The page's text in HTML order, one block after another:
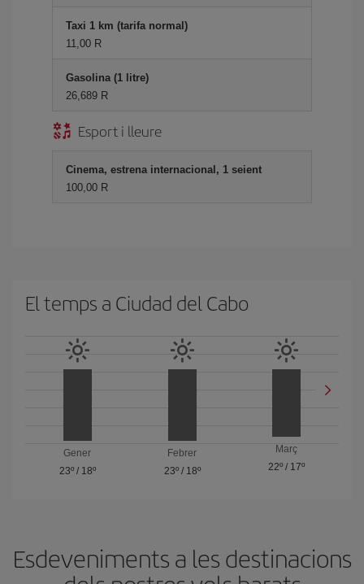
Taxi 1 km (tarifa normal)
11,00 R
Gasolina (1 litre)
26,689 R
Esport i lleure
Cinema, estrena internacional, 1 seient
100,00 R
El temps a Ciudad del Cabo
Gener
23º/ 18º
Febrer
23º/ 18º
Març
22º / 17º
Esdeveniments a les destinacions